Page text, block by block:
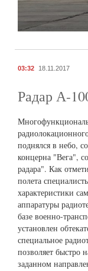
03:32 18.11.2017
Радар А-
поднялся в небо,
концерна "Вега",
радара". Как
полета
характеристики
аппаратуры
базе военно-
установлен
специальное
позволяет быстро
заданном